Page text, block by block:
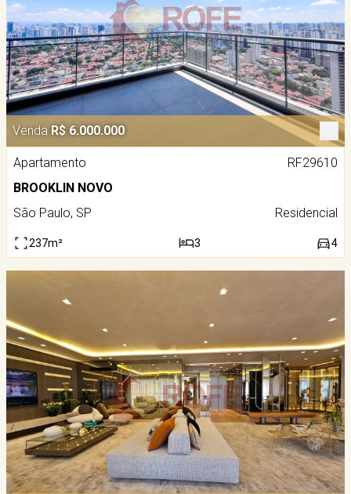
Venda R$ 6.000.000
Apartamento
RF29610
BROOKLIN NOVO
São Paulo, SP
Residencial
237m² 3 4